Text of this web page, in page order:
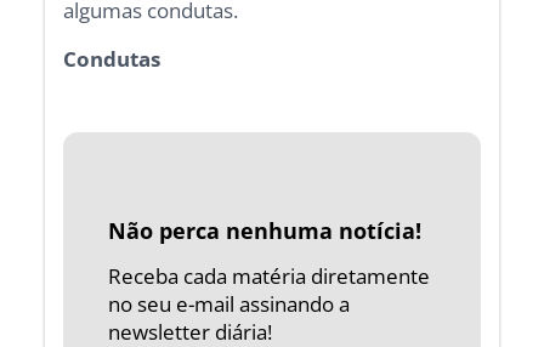
algumas condutas.
Condutas
Não perca nenhuma notícia!
Receba cada matéria diretamente
no seu e-mail assinando a
newsletter diária!